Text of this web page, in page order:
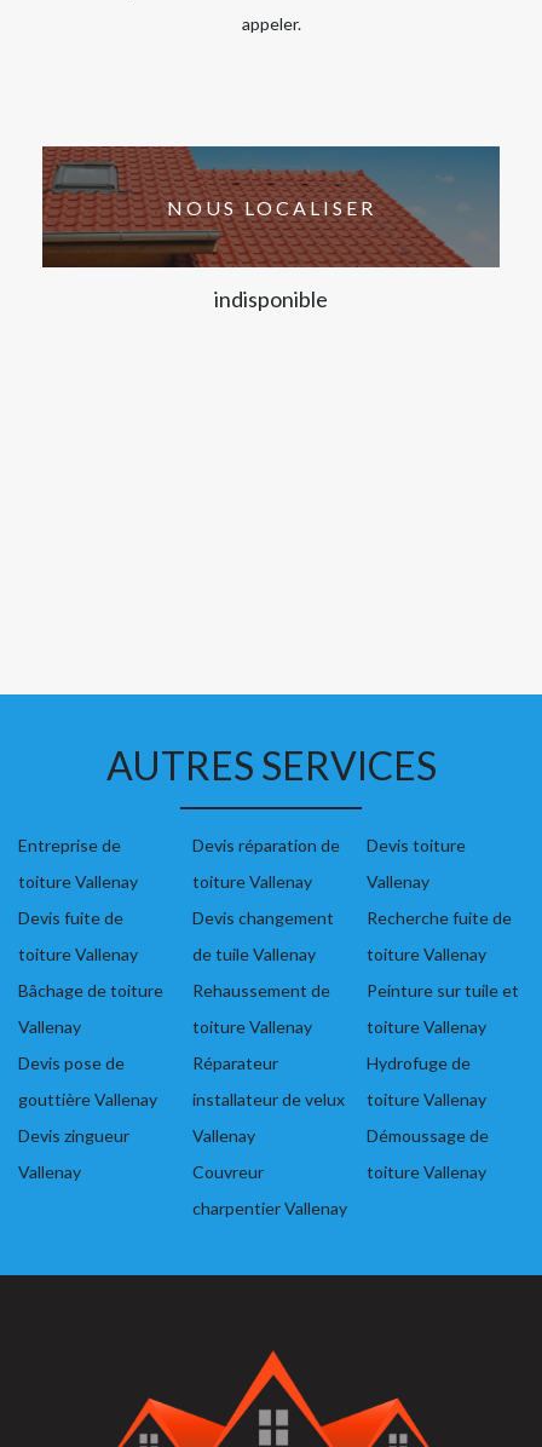
appeler.
NOUS LOCALISER
indisponible
AUTRES SERVICES
Entreprise de
toiture Vallenay
Devis fuite de
toiture Vallenay
Bâchage de toiture
Vallenay
Devis pose de
gouttière Vallenay
Devis zingueur
Vallenay
Devis réparation de
toiture Vallenay
Devis changement
de tuile Vallenay
Rehaussement de
toiture Vallenay
Réparateur
installateur de velux
Vallenay
Couvreur
charpentier Vallenay
Devis toiture
Vallenay
Recherche fuite de
toiture Vallenay
Peinture sur tuile et
toiture Vallenay
Hydrofuge de
toiture Vallenay
Démoussage de
toiture Vallenay